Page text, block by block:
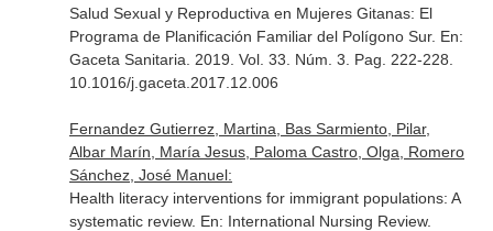
Salud Sexual y Reproductiva en Mujeres Gitanas: El
Programa de Planificación Familiar del Polígono Sur. En:
Gaceta Sanitaria . 2019. Vol. 33. Núm. 3. Pag. 222-228.
10.1016/j.gaceta.2017.12.006
Fernandez Gutierrez, Martina, Bas Sarmiento, Pilar,
Albar Marín, María Jesus, Paloma Castro, Olga, Romero
Sánchez, José Manuel:
Health literacy interventions for immigrant populations: A
systematic review. En: International Nursing Review.